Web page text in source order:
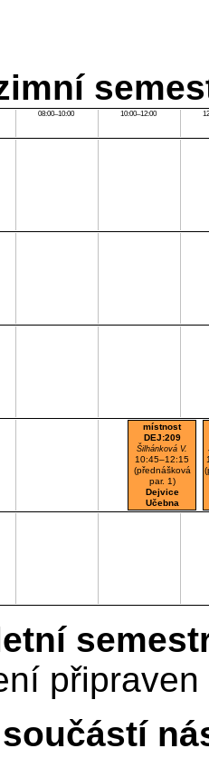
08:00–10:00 10:00–12:00
místnost
DEJ:209
Šilhánková V.
10:45–12:15
(přednášková
par. 1)
Dejvice
Učebna
připraven
součástí